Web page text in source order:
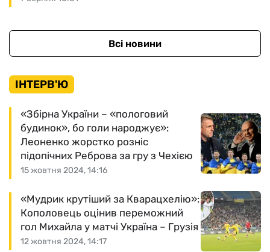
Всі новини
ІНТЕРВ'Ю
15 жовтня 2024, 14:16
«Збірна України – «пологовий
будинок», бо голи народжує»:
Леоненко жорстко розніс
підопічних Реброва за гру з Чехією
12 жовтня 2024, 14:17
«Мудрик крутіший за Кварацхелію»:
Кополовець оцінив переможний
гол Михайла у матчі Україна – Грузія